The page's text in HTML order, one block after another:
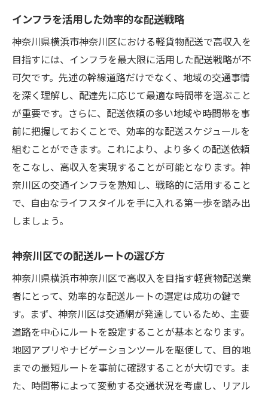
インフラを活用した効率的な配送戦略
神奈川県横浜市神奈川区における軽貨物配送で高収入を
目指すには、インフラを最大限に活用した配送戦略が不
可欠です。先述の幹線道路だけでなく、地域の交通事情
を深く理解し、配達先に応じて最適な時間帯を選ぶこと
が重要です。さらに、配送依頼の多い地域や時間帯を事
前に把握しておくことで、効率的な配送スケジュールを
組むことができます。これにより、より多くの配送依頼
をこなし、高収入を実現することが可能となります。神
奈川区の交通インフラを熟知し、戦略的に活用すること
で、自由なライフスタイルを手に入れる第一歩を踏み出
しましょう。
神奈川区での配送ルートの選び方
神奈川県横浜市神奈川区で高収入を目指す軽貨物配送業
者にとって、効率的な配送ルートの選定は成功の鍵で
す。まず、神奈川区は交通網が発達しているため、主要
道路を中心にルートを設定することが基本となります。
地図アプリやナビゲーションツールを駆使して、目的地
までの最短ルートを事前に確認することが大切です。ま
た、時間帯によって変動する交通状況を考慮し、リアル